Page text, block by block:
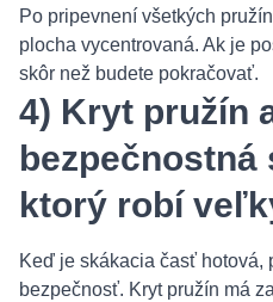
Po pripevnení všetkých
plocha vycentrovaná. Ak je
skôr než budete pokračovať.
4) Kryt pružín
ktorý robí
Keď je skákacia časť hotová,
bezpečnosť. Kryt pružín má